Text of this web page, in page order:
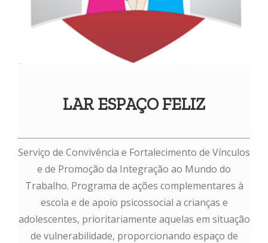
LAR ESPAÇO FELIZ
Serviço de Convivência e Fortalecimento de Vínculos
e de Promoção da Integração ao Mundo do
Trabalho. Programa de ações complementares à
escola e de apoio psicossocial a crianças e
adolescentes, prioritariamente aquelas em situação
de vulnerabilidade, proporcionando espaço de